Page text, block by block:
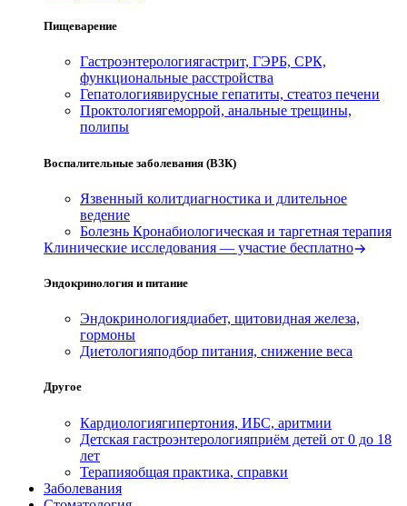
Пищеварение
Гастроэнтерологиягастрит, ГЭРБ, СРК,
функциональные расстройства
Гепатологиявирусные гепатиты, стеатоз печени
Проктологиягеморрой, анальные трещины,
полипы
Воспалительные заболевания (ВЗК)
Язвенный колитдиагностика и длительное
ведение
Болезнь Кронабиологическая и таргетная терапия
Клинические исследования — участие бесплатно
Эндокринология и питание
Эндокринологиядиабет, щитовидная железа,
гормоны
Диетологияподбор питания, снижение веса
Другое
Кардиологиягипертония, ИБС, аритмии
Детская гастроэнтерологияприём детей от 0 до 18
лет
Терапияобщая практика, справки
Заболевания